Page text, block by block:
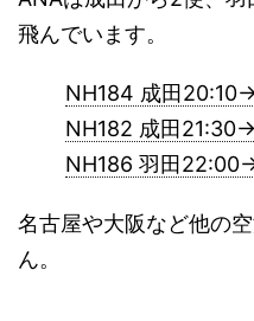
飛んでいます。
NH184 成田
NH182 成田
NH186 羽田
名古屋や大阪など他の
ん。